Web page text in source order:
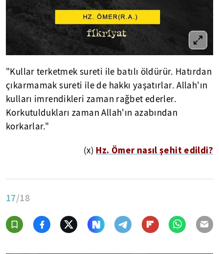
"Kullar terketmek sureti ile batılı öldürür. Hatırdan
çıkarmamak sureti ile de hakkı yaşatırlar. Allah'ın
kulları imrendikleri zaman rağbet ederler.
Korkutuldukları zaman Allah'ın azabından
korkarlar."
(x) Hz. Ömer nasıl şehit edildi?
17/18